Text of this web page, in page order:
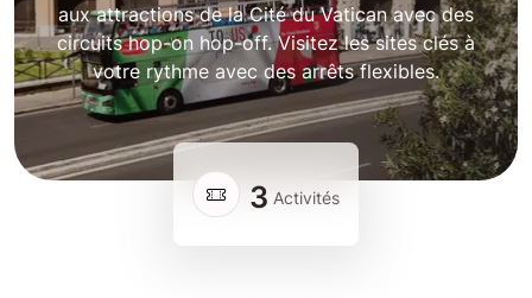
aux attractions de la Cité du Vatican avec des
circuits hop-on hop-off. Visitez les sites clés à
votre rythme avec des arrêts flexibles.
3 Activités